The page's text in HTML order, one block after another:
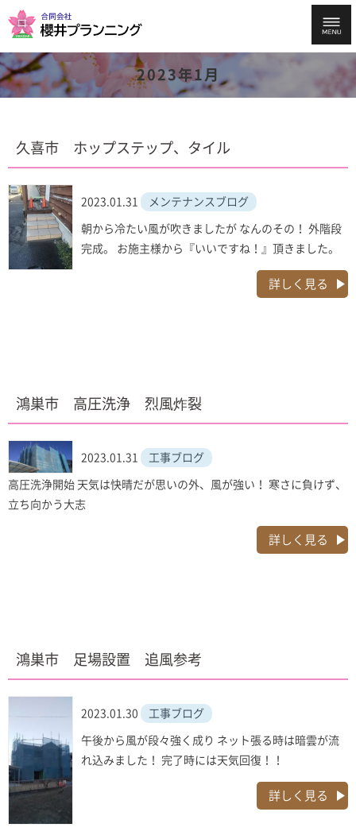
2023年1月
久喜市 ホップステップ、タイル
2023.01.31 メンテナンスブログ
朝から冷たい風が吹きましたが なんのその！ 外階段
完成。 お施主様から『いいですね！』頂きました。
詳しく見る
鴻巣市 高圧洗浄 烈風炸裂
2023.01.31 工事ブログ
高圧洗浄開始 天気は快晴だが思いの外、風が強い！ 寒さに負けず、
立ち向かう大志
詳しく見る
鴻巣市 足場設置 追風参考
2023.01.30 工事ブログ
午後から風が段々強く成り ネット張る時は暗雲が流
れ込みました！ 完了時には天気回復！！
詳しく見る